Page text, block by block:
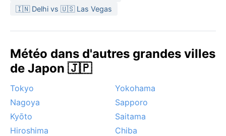
🇮🇳 Delhi vs 🇺🇸 Las Vegas
Météo dans d'autres grandes villes
de Japon 🇯🇵
Tokyo
Yokohama
Nagoya
Sapporo
Kyōto
Saitama
Hiroshima
Chiba